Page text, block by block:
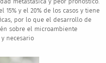
15% y el 20% de los casos y tiene
por lo que el desarrollo de
sobre el microambiente
necesario